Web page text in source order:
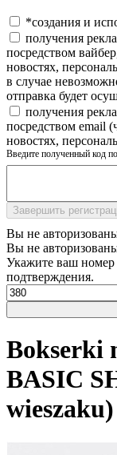
*создания и
получения
посредством
новостях,
в случае
отправка будет
получения
посредством email
новостях,
Введите полученный код
Завершить
Вы не
Вы не
Укажите ваш
подтверждения.
Bokserki
BASIC
wieszaku)